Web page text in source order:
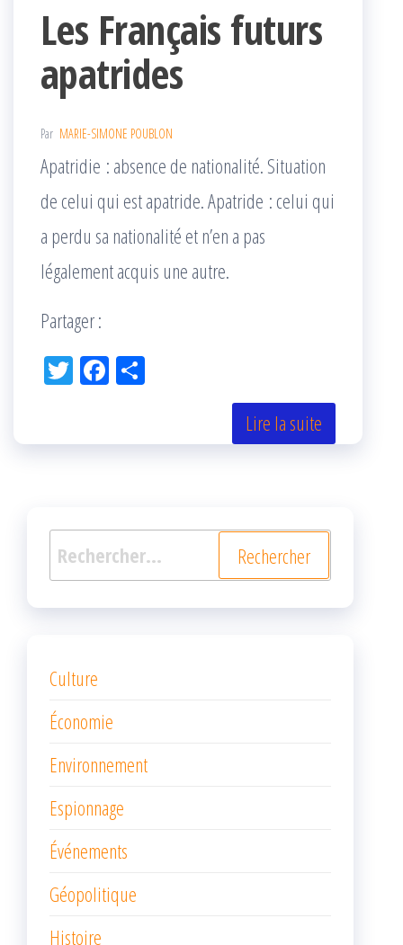
Les Français futurs
apatrides
Par MARIE-SIMONE POUBLON
Apatridie : absence de nationalité. Situation
de celui qui est apatride. Apatride : celui qui
a perdu sa nationalité et n’en a pas
légalement acquis une autre.
Partager :
Tw Fac
k r
Lire la suite
Rechercher :
Culture
Économie
Environnement
Espionnage
Événements
Géopolitique
Histoire